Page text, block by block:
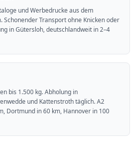
und Werbedrucke aus dem
Schonender Transport ohne Knicken oder
in Gütersloh, deutschlandweit in 2–4
bis 1.500 kg. Abholung in
und Kattenstroth täglich. A2
Dortmund in 60 km, Hannover in 100